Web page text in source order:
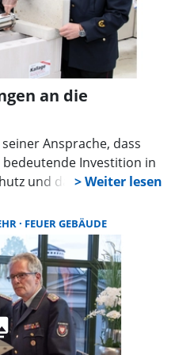
an die
Ansprache, dass
Investition in
und damit in die
Bestandsgebäude allein
nicht mehr
Neubau würden viel
den Fahrzeugpark
dem sich wandelnden
der
sei es wichtig, für die
FEUER GEBÄUDE